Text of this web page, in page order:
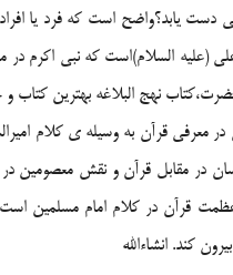
دست یابد؟واضح است که فرد یا
(علیه السلام)است که نبی اکرم
نهج البلاغه بهترین کتاب
معرفی قرآن به وسیله ی کلام
در مقابل قرآن و نقش معصومین
قرآن در کلام امام مسلمین
کند. انشاءالله